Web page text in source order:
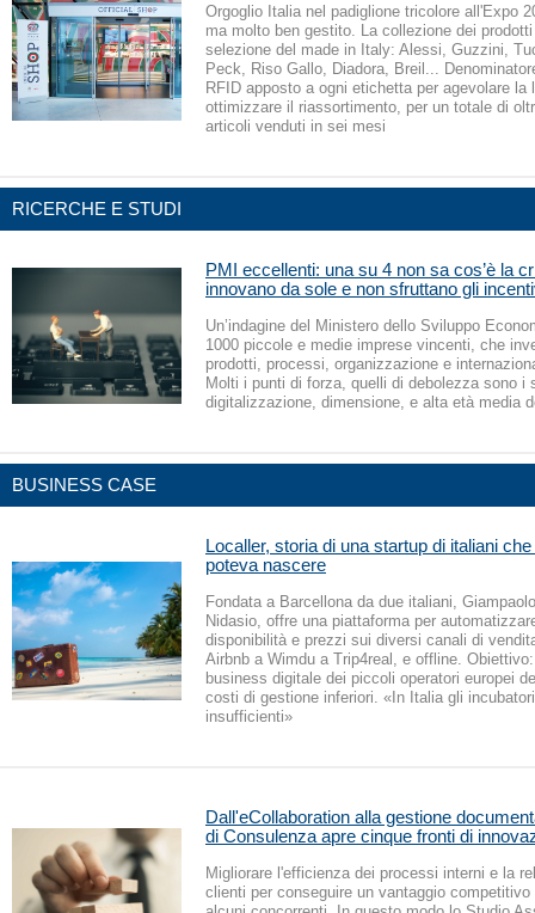
Orgoglio Italia nel padiglione tricolore all'Expo
ma molto ben gestito. La collezione dei
selezione del made in Italy: Alessi, Guzzini,
Peck, Riso Gallo, Diadora, Breil...
RFID apposto a ogni etichetta per agevolare la
ottimizzare il riassortimento, per un totale di
articoli venduti in sei mesi
RICERCHE E STUDI
PMI eccellenti: una su 4 non sa cos’è la
innovano da sole e non sfruttano gli
Un’indagine del Ministero dello Sviluppo
1000 piccole e medie imprese vincenti, che
prodotti, processi, organizzazione e
Molti i punti di forza, quelli di debolezza sono i
digitalizzazione, dimensione, e alta età media
BUSINESS CASE
Localler, storia di una startup di italiani
poteva nascere
Fondata a Barcellona da due italiani,
Nidasio, offre una piattaforma per
disponibilità e prezzi sui diversi canali di
Airbnb a Wimdu a Trip4real, e offline.
business digitale dei piccoli operatori europei
costi di gestione inferiori. «In Italia gli
insufficienti»
Dall'eCollaboration alla gestione
di Consulenza apre cinque fronti di
Migliorare l'efficienza dei processi interni e la
clienti per conseguire un vantaggio competitivo